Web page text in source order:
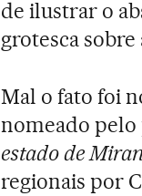
de ilustrar o
grotesca
Mal o fato foi
nomeado
estado de
regionais por